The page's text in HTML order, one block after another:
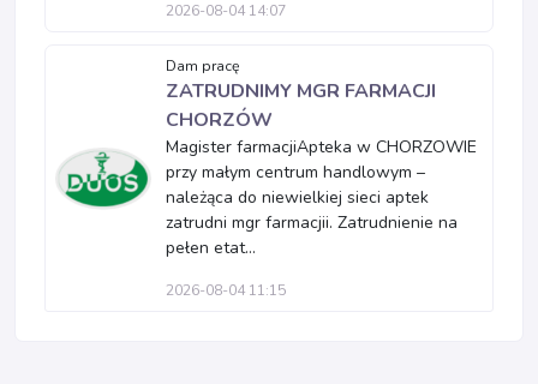
2026-08-04 14:07
Dam pracę
ZATRUDNIMY MGR FARMACJI
CHORZÓW
Magister farmacjiApteka w CHORZOWIE
przy małym centrum handlowym –
należąca do niewielkiej sieci aptek
zatrudni mgr farmacjii. Zatrudnienie na
pełen etat...
2026-08-04 11:15